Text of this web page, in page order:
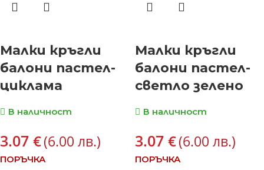
Малки кръгли
балони пастел-
циклама
В наличност
3.07 €(6.00 лв.)
ПОРЪЧКА
Малки кръгли
балони пастел-
светло зелено
В наличност
3.07 €(6.00 лв.)
ПОРЪЧКА